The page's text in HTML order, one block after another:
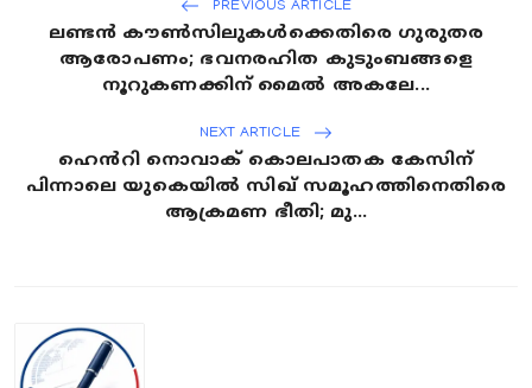
PREVIOUS ARTICLE
ലണ്ടൻ കൗൺസിലുകൾക്കെതിരെ ഗുരുതര
ആരോപണം; ഭവനരഹിത കുടുംബങ്ങളെ
നൂറുകണക്കിന് മൈൽ അകലേ...
NEXT ARTICLE
ഹെൻറി നൊവാക് കൊലപാതക കേസിന്
പിന്നാലെ യുകെയിൽ സിഖ് സമൂഹത്തിനെതിരെ
ആക്രമണ ഭീതി; മു...